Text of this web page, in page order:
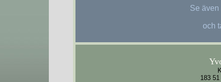
Se även
och
183